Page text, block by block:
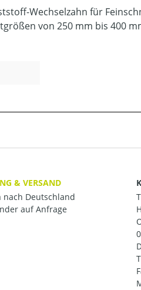
Wechselzahn für
von 250 mm bis 400
& VERSAND
Deutschland
auf Anfrage